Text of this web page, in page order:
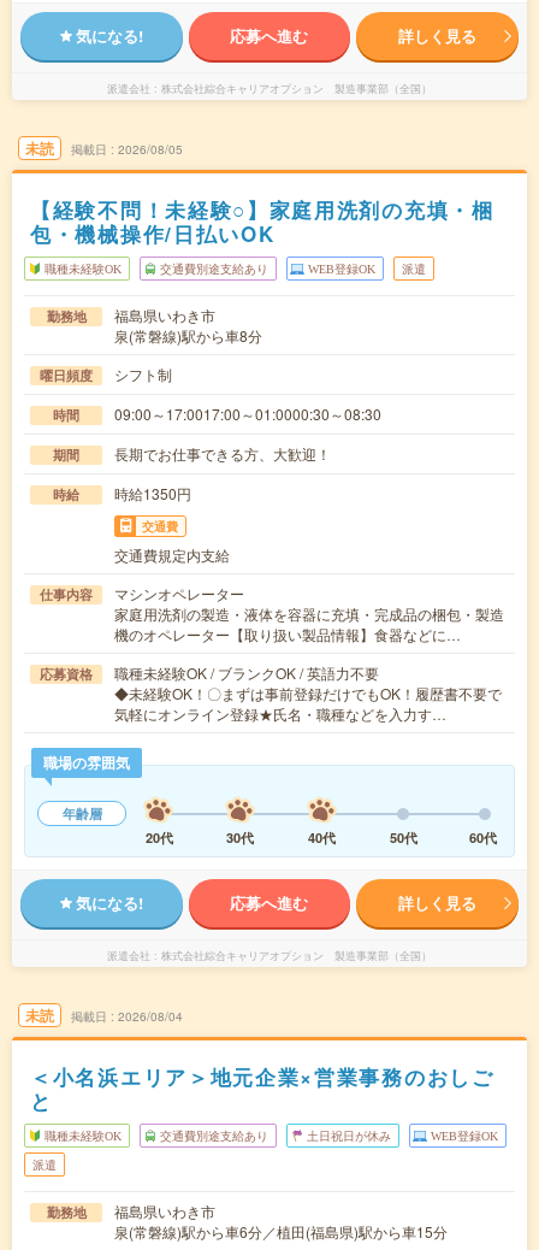
気になる! 応募へ進む 詳しく見る
派遣会社 株式会社綜合キャリアオプション 製造事業部（全国）
未読 掲載日 2026/08/05
【経験不問！未経験○】家庭用洗剤の充填・梱
包・機械操作/日払いOK
職種未経験OK 交通費別途支給あり WEB登録OK 派遣
勤務地
福島県いわき市
泉(常磐線)駅から車8分
曜日頻度 シフト制
時間 09:00～17:0017:00～01:0000:30～08:30
期間 長期でお仕事できる方、大歓迎！
時給 時給1350円
交通費
交通費規定内支給
仕事内容
マシンオペレーター
家庭用洗剤の製造・液体を容器に充填・完成品の梱包・製造
機のオペレーター【取り扱い製品情報】食器などに…
応募資格
職種未経験OK / ブランクOK / 英語力不要
◆未経験OK！〇まずは事前登録だけでもOK！履歴書不要で
気軽にオンライン登録★氏名・職種などを入力す…
職場の雰囲気
年齢層
20代
30代 40代 50代 60代
気になる! 応募へ進む 詳しく見る
派遣会社 株式会社綜合キャリアオプション 製造事業部（全国）
未読 掲載日 2026/08/04
＜小名浜エリア＞地元企業×営業事務のおしご
と
職種未経験OK 交通費別途支給あり 土日祝日が休み WEB登録OK
派遣
勤務地
福島県いわき市
泉(常磐線)駅から車6分／植田(福島県)駅から車15分